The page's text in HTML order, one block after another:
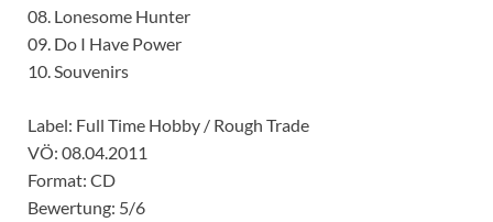
08. Lonesome Hunter
09. Do I Have Power
10. Souvenirs
Label: Full Time Hobby / Rough Trade
VÖ: 08.04.2011
Format: CD
Bewertung: 5/6